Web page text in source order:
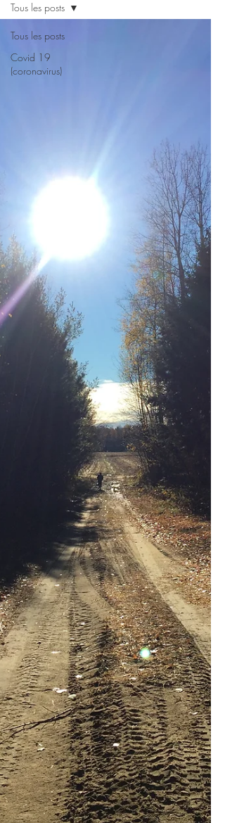
Tous les posts
Covid 19
(coronavirus)
Tous les posts